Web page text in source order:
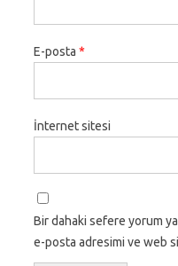
E-posta *
İnternet sitesi
Bir dahaki sefere yorum
e-posta adresimi ve web